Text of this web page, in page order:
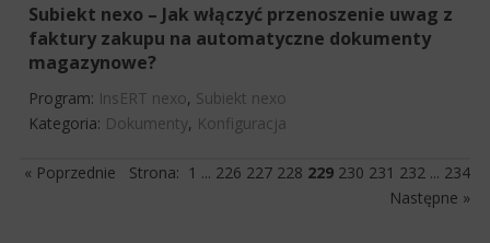
Subiekt nexo – Jak włączyć przenoszenie uwag z
faktury zakupu na automatyczne dokumenty
magazynowe?
Program: InsERT nexo, Subiekt nexo
Kategoria: Dokumenty, Konfiguracja
« Poprzednie Strona: 1 ... 226 227 228 229 230 231 232 ... 234
Następne »